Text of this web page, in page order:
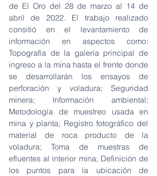
de El Oro del 28 de marzo al 14 de
abril de 2022. El trabajo realizado
consitió en el levantamiento de
información en aspectos como:
Topografía de la galería principal de
ingreso a la mina hasta el frente donde
se desarrollarán los ensayos de
perforación y voladura; Seguridad
minera; Información ambiental;
Metodología de muestreo usada en
mina y planta; Registro fotográfico del
material de roca producto de la
voladura; Toma de muestras de
efluentes al interior mina; Definición de
los puntos para la ubicación de